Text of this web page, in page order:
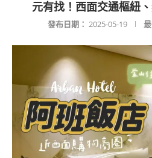
元有找！西面交通樞紐
發布日期： 2025-05-19